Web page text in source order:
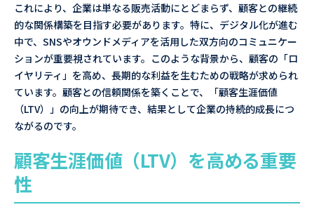
これにより、企業は単なる販売活動にとどまらず、顧客との継続
的な関係構築を目指す必要があります。特に、デジタル化が進む
中で、SNSやオウンドメディアを活用した双方向のコミュニケー
ションが重要視されています。このような背景から、顧客の「ロ
イヤリティ」を高め、長期的な利益を生むための戦略が求められ
ています。顧客との信頼関係を築くことで、「顧客生涯価値
（LTV）」の向上が期待でき、結果として企業の持続的成長につ
ながるのです。
顧客生涯価値（LTV）を高める重要
性